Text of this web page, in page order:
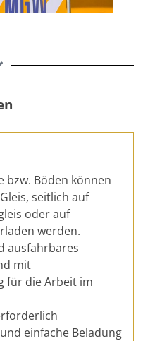
bzw. Böden können
seitlich auf
oder auf
werden.
ausfahrbares
mit
für die Arbeit im
einfache Beladung